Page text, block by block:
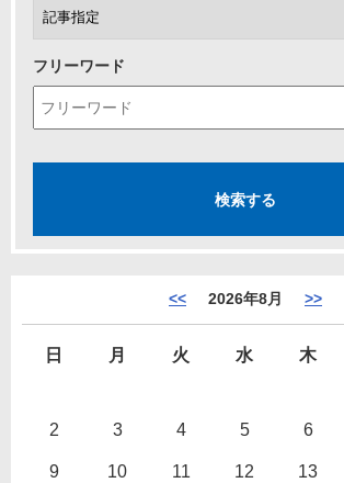
フリーワード
<< 2026年8月 >>
日 月 火 水 木
2 3 4 5 6
9 10 11 12 13